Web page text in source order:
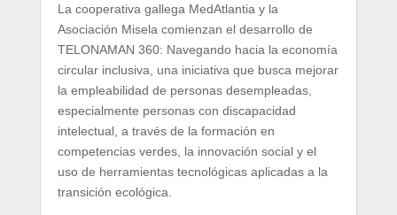
La cooperativa gallega MedAtlantia y la
Asociación Misela comienzan el desarrollo de
TELONAMAN 360: Navegando hacia la economía
circular inclusiva, una iniciativa que busca mejorar
la empleabilidad de personas desempleadas,
especialmente personas con discapacidad
intelectual, a través de la formación en
competencias verdes, la innovación social y el
uso de herramientas tecnológicas aplicadas a la
transición ecológica.